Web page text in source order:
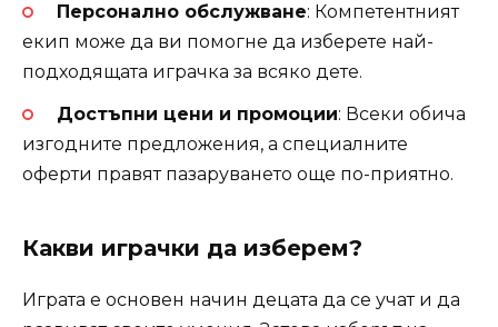
Персонално обслужване: Компетентният
екип може да ви помогне да изберете най-
подходящата играчка за всяко дете.
Достъпни цени и промоции: Всеки обича
изгодните предложения, а специалните
оферти правят пазаруването още по-приятно.
Какви играчки да изберем?
Играта е основен начин децата да се учат и да